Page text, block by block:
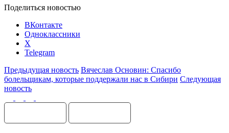
Поделиться новостью
ВКонтакте
Одноклассники
X
Telegram
Предыдущая новость Вячеслав Основин: Спасибо
болельщикам, которые поддержали нас в Сибири Следующая
новость